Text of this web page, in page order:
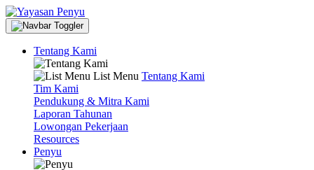
Tentang Kami
List Menu Tentang Kami
Tim Kami
Pendukung & Mitra Kami
Laporan Tahunan
Lowongan Pekerjaan
Resources
Penyu